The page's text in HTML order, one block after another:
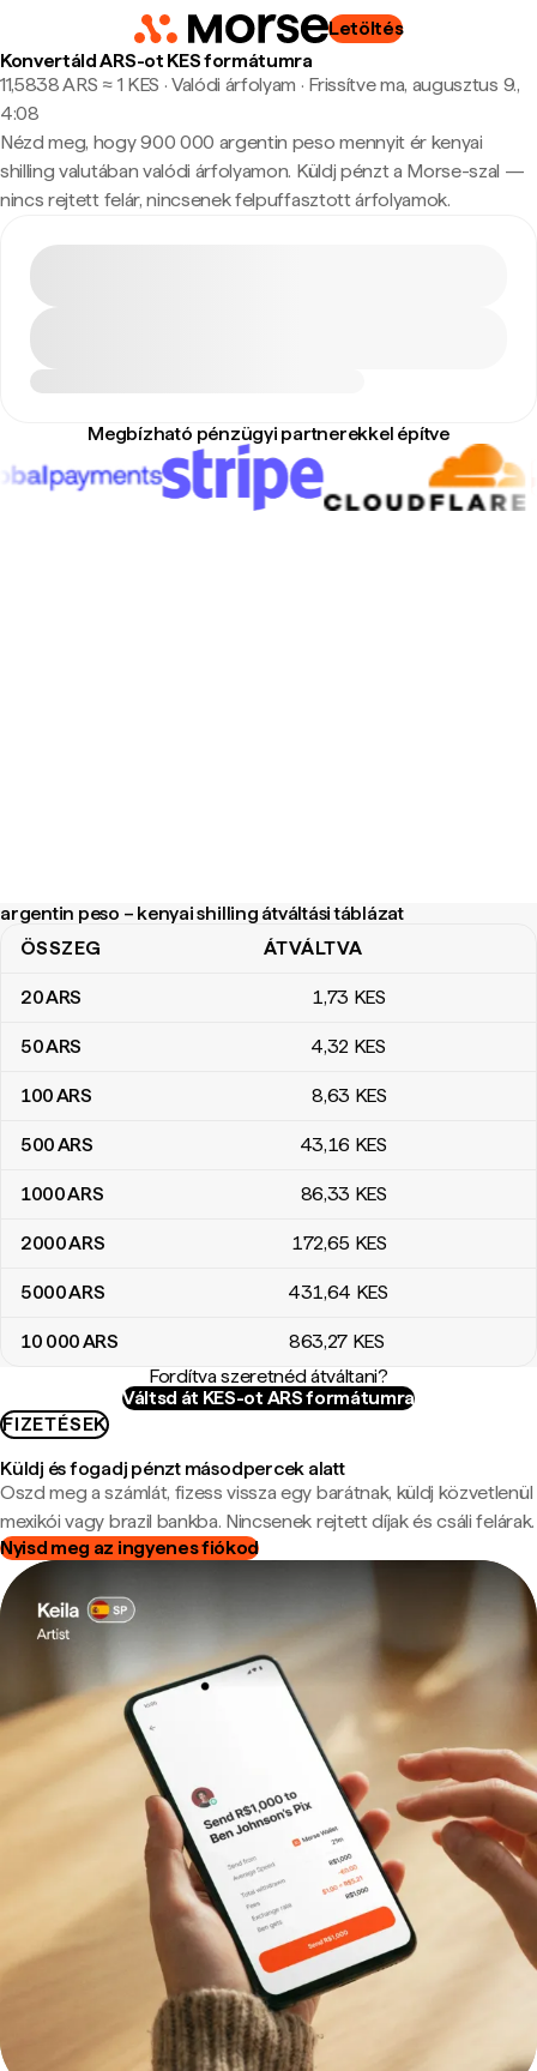
Letöltés
Konvertáld ARS-ot KES formátumra
11,5838 ARS ≈ 1 KES · Valódi árfolyam · Frissítve ma, augusztus 9.,
4:08
Nézd meg, hogy 900 000 argentin peso mennyit ér kenyai
shilling valutában valódi árfolyamon. Küldj pénzt a Morse-szal —
nincs rejtett felár, nincsenek felpuffasztott árfolyamok.
Megbízható pénzügyi partnerekkel építve
argentin peso – kenyai shilling átváltási táblázat
argentin peso – kenyai shilling átváltási táblázat
ÖSSZEG ÁTVÁLTVA
20ARS 1,73 KES
50ARS 4,32 KES
100ARS 8,63 KES
500ARS 43,16 KES
1000ARS 86,33 KES
2000ARS 172,65 KES
5000ARS 431,64 KES
10 000ARS 863,27 KES
Fordítva szeretnéd átváltani?
Váltsd át KES-ot ARS formátumra
FIZETÉSEK
Küldj és fogadj pénzt másodpercek alatt
Oszd meg a számlát, fizess vissza egy barátnak, küldj közvetlenül
mexikói vagy brazil bankba. Nincsenek rejtett díjak és csáli felárak.
Nyisd meg az ingyenes fiókod